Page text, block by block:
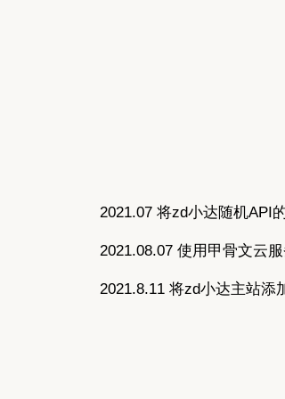
2021.07 将zd小达随机API
2021.08.07 使用甲骨文云
2021.8.11 将zd小达主站添